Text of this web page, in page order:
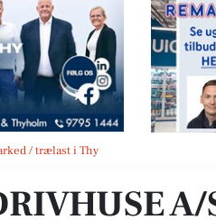
/ trælast i Thy
A/